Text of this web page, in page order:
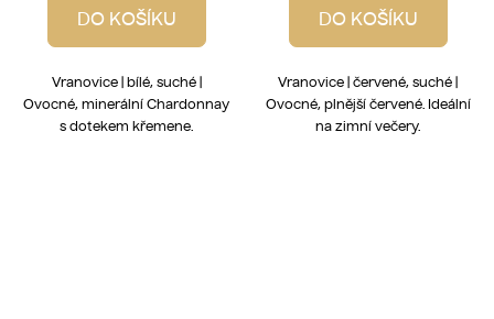
DO KOŠÍKU
Vranovice | bílé, suché |
Ovocné, minerální Chardonnay
s dotekem křemene.
DO KOŠÍKU
Vranovice | červené, suché |
Ovocné, plnější červené. Ideální
na zimní večery.